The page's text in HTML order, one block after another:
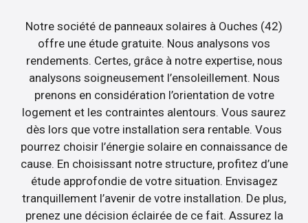
Notre société de panneaux solaires à Ouches (42)
offre une étude gratuite. Nous analysons vos
rendements. Certes, grâce à notre expertise, nous
analysons soigneusement l’ensoleillement. Nous
prenons en considération l’orientation de votre
logement et les contraintes alentours. Vous saurez
dès lors que votre installation sera rentable. Vous
pourrez choisir l’énergie solaire en connaissance de
cause. En choisissant notre structure, profitez d’une
étude approfondie de votre situation. Envisagez
tranquillement l’avenir de votre installation. De plus,
prenez une décision éclairée de ce fait. Assurez la